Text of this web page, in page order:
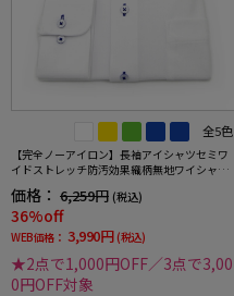
全5色
【完全ノーアイロン】長袖アイシャツセミワ
イドストレッチ防汚効果織柄無地ワイシャツi-
価格： 6,259円 (税込)
36%off
WEB価格： 3,990円 (税込)
★2点で1,000円OFF／3点で3,00
0円OFF対象